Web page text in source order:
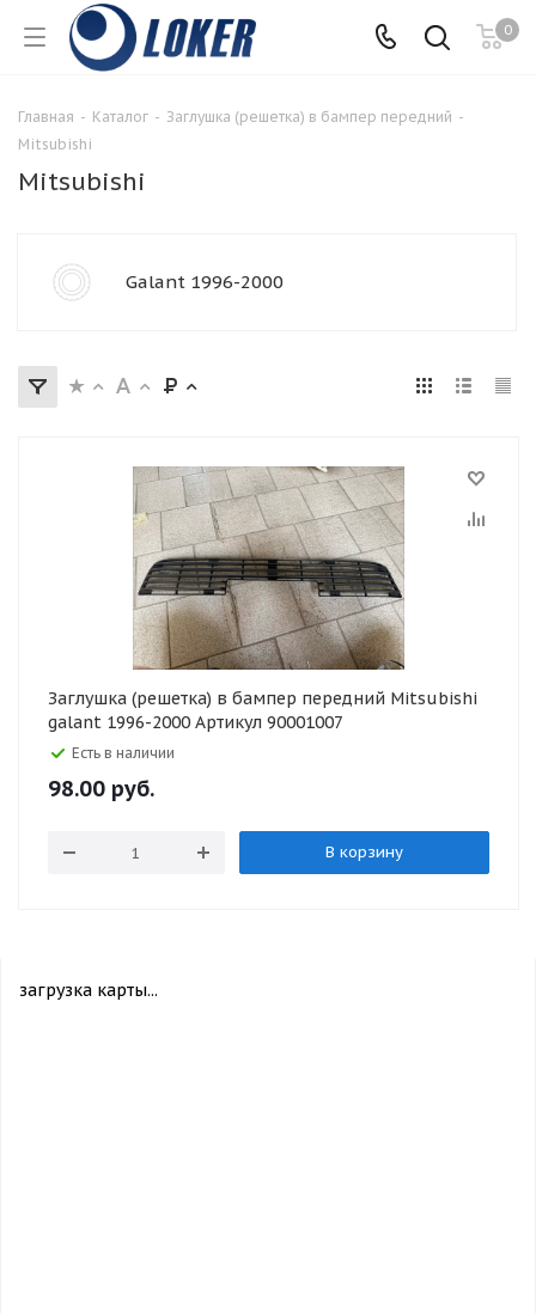
0
Главная - Каталог - Заглушка (решетка) в бампер передний -
Mitsubishi
Mitsubishi
Galant 1996-2000
Заглушка (решетка) в бампер передний Mitsubishi
galant 1996-2000 Артикул 90001007
Есть в наличии
98.00 руб.
В корзину
загрузка карты...